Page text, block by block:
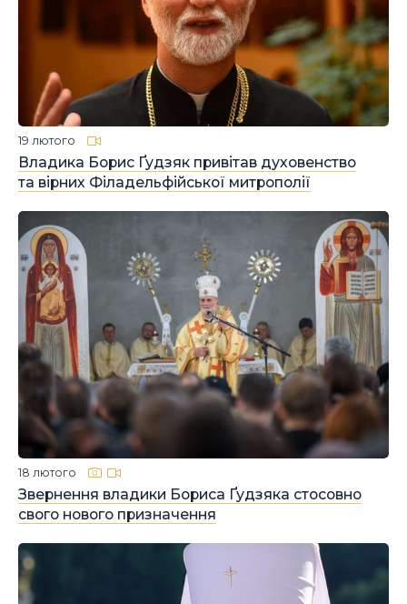
Владика Борис Ґудзяк привітав духовенство
та вірних Філадельфійської митрополії
19 лютого
Звернення владики Бориса Ґудзяка стосовно
свого нового призначення
18 лютого